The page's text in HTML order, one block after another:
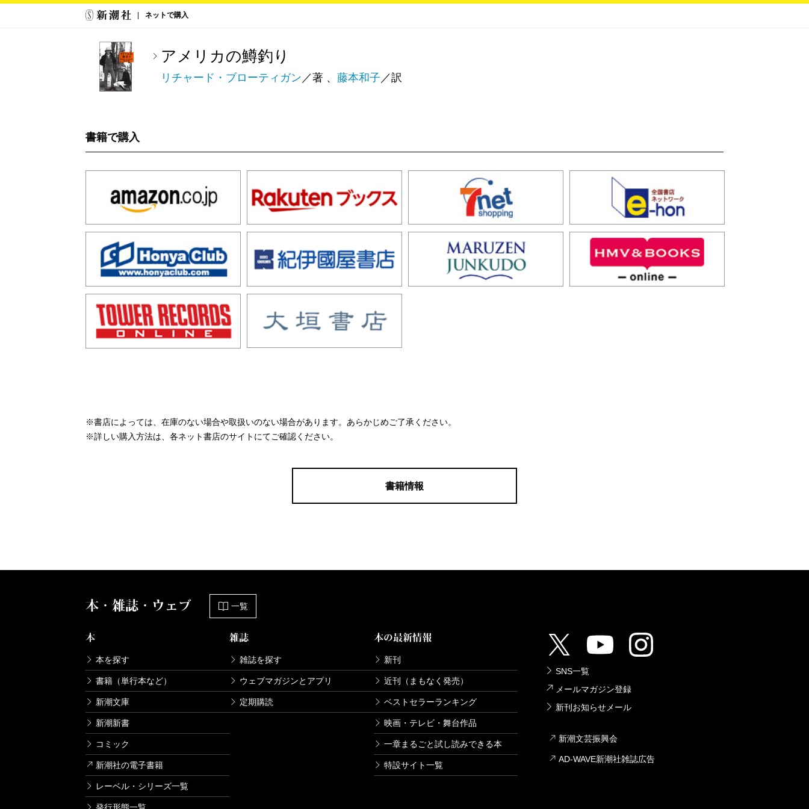
ネットで購入
アメリカの鱒釣り
リチャード・ブローティガン ／著 、 藤本和子 ／訳
書籍で購入
※書店によっては、在庫のない場合や取扱いのない場合があります。あらかじめご了承ください。
※詳しい購入方法は、各ネット書店のサイトにてご確認ください。
書籍情報
本・雑誌・ウェブ 一覧
本
本を探す
書籍（単行本など）
新潮文庫
新潮新書
コミック
新潮社の電子書籍
レーベル・シリーズ一覧
雑誌
雑誌を探す
ウェブマガジンとアプリ
定期購読
本の最新情報
新刊
近刊（まもなく発売）
ベストセラーランキング
映画・テレビ・舞台作品
一章まるごと試し読みできる本
特設サイト一覧
SNS一覧
メールマガジン登録
新刊お知らせメール
新潮文芸振興会
AD-WAVE新潮社雑誌広告